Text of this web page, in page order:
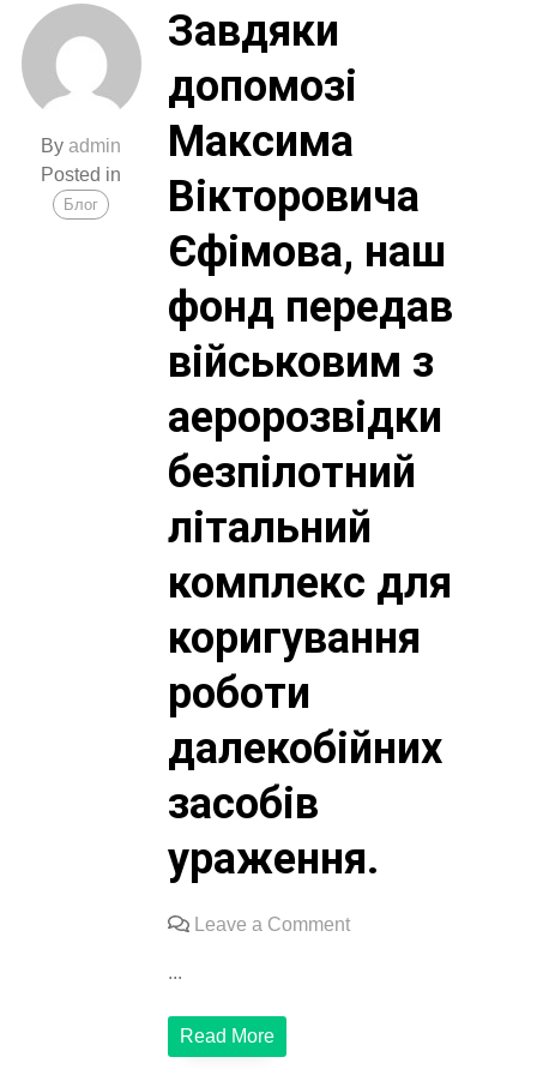
Byadmin
Posted in
Блог
Завдяки
допомозі
Максима
Вікторовича
Єфімова, наш
фонд передав
військовим з
аеророзвідки
безпілотний
літальний
комплекс для
коригування
роботи
далекобійних
засобів
ураження.
Leave a Commenton
...
Read More